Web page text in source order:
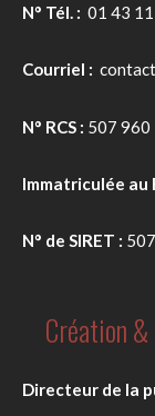
N° Tél. : 01 43
Courriel :
N° RCS : 507 960
Immatriculée au
N° de SIRET :
Création
Directeur de la